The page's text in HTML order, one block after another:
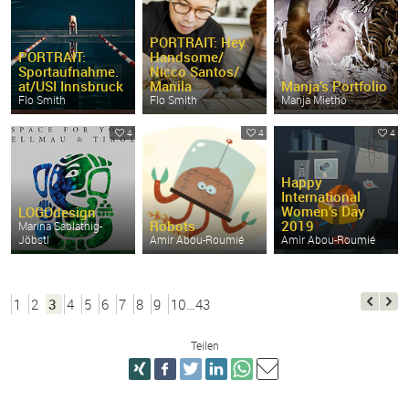
PORTRAIT:
Sportaufnahme.
at/USI Innsbruck
Flo Smith
PORTRAIT: Hey
Handsome/
Nicco Santos/
Manila
Flo Smith
Manja’s Portfolio
Manja Mietho
4
LOGOdesign
Marina Sablatnig-
Jöbstl
4
Robots
Amir Abou-Roumié
4
Happy
International
Women’s Day
2019
Amir Abou-Roumié
1 2 3 4 5 6 7 8 9 10…43
Teilen